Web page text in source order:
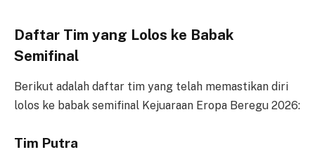
Daftar Tim yang Lolos ke Babak
Semifinal
Berikut adalah daftar tim yang telah memastikan diri
lolos ke babak semifinal Kejuaraan Eropa Beregu 2026:
Tim Putra